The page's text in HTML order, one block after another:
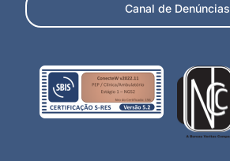
Canal de Denúncias